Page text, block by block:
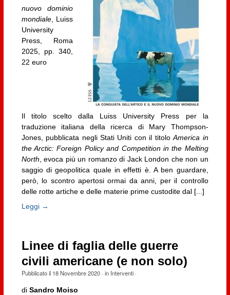
nuovo dominio
mondiale, Luiss
University
Press, Roma
2025, pp. 340,
22 euro
Il titolo scelto dalla Luiss University Press per la
traduzione italiana della ricerca di Mary Thompson-
Jones, pubblicata negli Stati Uniti con il titoloAmerica in
the Arctic: Foreign Policy and Competition in the Melting
North , evoca più un romanzo di Jack London che non un
saggio di geopolitica quale in effetti è. A ben guardare,
però, lo scontro apertosi ormai da anni, per il controllo
delle rotte artiche e delle materie prime custodite dal [...]
Leggi →
Linee di faglia delle guerre
civili americane (e non solo)
Pubblicato il 18 Novembre 2020· in Interventi·
di Sandro Moiso